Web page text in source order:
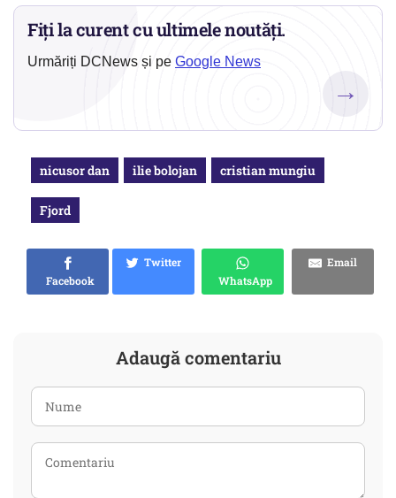
Fiți la curent cu ultimele noutăți.
Urmăriți DCNews și pe Google News
→
nicusor dan ilie bolojan cristian mungiu
Fjord
Facebook
Twitter
WhatsApp
Email
Adaugă comentariu